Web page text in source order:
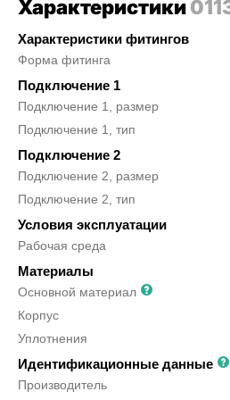
Характеристики
Характеристики фитингов
Форма фитинга
Подключение 1
Подключение 1, размер
Подключение 1, тип
Подключение 2
Подключение 2, размер
Подключение 2, тип
Условия эксплуатации
Рабочая среда
Материалы
Основной материал
Корпус
Уплотнения
Идентификационные данные
Производитель